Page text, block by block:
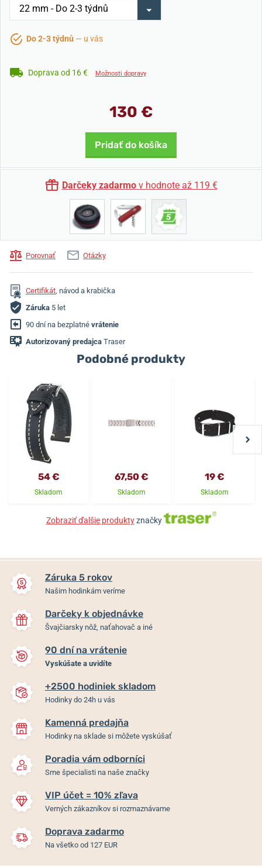
Do 2-3 týdnů — u vás
Doprava od 16 € Možnosti dopravy
130 €
Pridať do košíka
Darčeky zadarmov hodnote až 119 €
Porovnať Otázky
Certifikát, návod a krabička
Záruka 5 let
90 dní na bezplatné vrátenie
Autorizovaný predajca Traser
Podobné produkty
54 €
Skladom
67,50 €
Skladom
19 €
Skladom
Zobraziť ďalšie produktyznačky
Záruka 5 rokov
Našim hodinkám veríme
Darčeky k objednávke
Švajčiarsky nôž, naťahovač a iné
90 dní na vrátenie
Vyskúšate a uvidíte
+2500 hodiniek skladom
Hodinky do 24h u vás
Kamenná predajňa
Hodinky na sklade si môžete vyskúšať
Poradia vám odborníci
Sme špecialisti na naše značky
VIP účet = 10% zľava
Verných zákazníkov si rozmaznávame
Doprava zadarmo
Na všetko od 127 EUR